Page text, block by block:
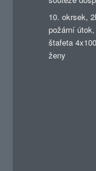
Štítky:
10. okrsek,
požární útok
štafeta
ženy